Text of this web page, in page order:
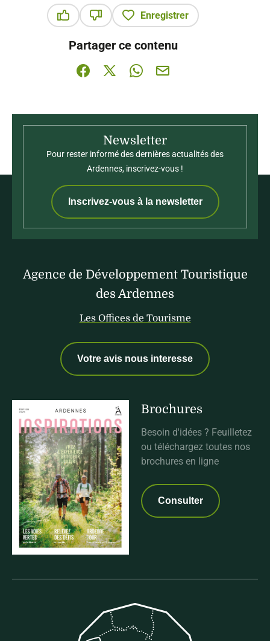
Enregistrer
Partager ce contenu
Partager sur Facebook (nouvelle fenêtre)
Partager sur X / Twitter (nouvelle
Partager sur WhatsApp
Partager par mail
Newsletter
Pour rester informé des dernières actualités des
Ardennes, inscrivez-vous !
Inscrivez-vous à la newsletter
Agence de Développement Touristique
des Ardennes
Les Offices de Tourisme
Votre avis nous interesse
Brochures
Besoin d'idées ? Feuilletez
ou téléchargez toutes nos
brochures en ligne
Consulter